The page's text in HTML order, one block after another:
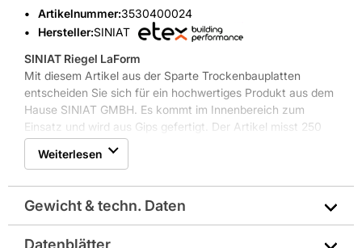
Artikelnummer:3530400024
Hersteller:SINIAT
SINIAT Riegel LaForm
Mit diesem Artikel aus der Sparte Trockenbauplatten
entscheiden Sie sich für ein hochwertiges Produkt aus dem
Hause SINIAT GMBH. Es kommt im Innenbereich zum
Einsatz und wird aus Gips gefertigt. Der Artikel misst 250
cm x 10 cm, die Materialstärke liegt bei 37,5 mm. Die Farbe
des Artikels ist Weiß. Darüber hinaus besitzt der Artikel die
Weiterlesen
Gewicht & techn. Daten
Datenblätter